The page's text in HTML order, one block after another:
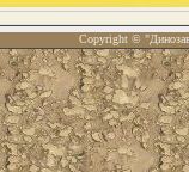
Copyright ©